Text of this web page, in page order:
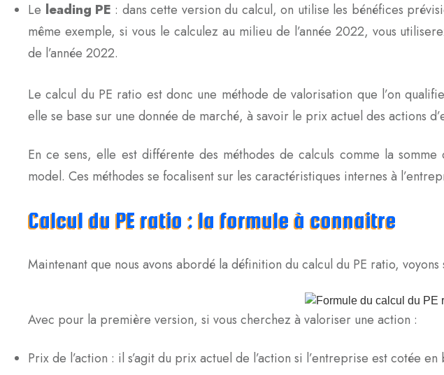
Le leading PE : dans cette version du calcul, on utilise les bénéfices
même exemple, si vous le calculez au milieu de l’année 2022, vous
de l’année 2022.
Le calcul du PE ratio est donc une méthode de valorisation que l’on
elle se base sur une donnée de marché, à savoir le prix actuel des actions
En ce sens, elle est différente des méthodes de calculs comme la
model. Ces méthodes se focalisent sur les caractéristiques internes à
Calcul du PE ratio : la formule à connaitre
Maintenant que nous avons abordé la définition du calcul du PE ratio, voyons
Avec pour la première version, si vous cherchez à valoriser une action :
Prix de l’action : il s’agit du prix actuel de l’action si l’entreprise est cotée en